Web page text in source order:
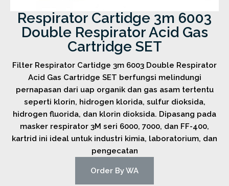
Respirator Cartidge 3m 6003
Double Respirator Acid Gas
Cartridge SET
Filter Respirator Cartidge 3m 6003 Double Respirator
Acid Gas Cartridge SET berfungsi melindungi
pernapasan dari uap organik dan gas asam tertentu
seperti klorin, hidrogen klorida, sulfur dioksida,
hidrogen fluorida, dan klorin dioksida. Dipasang pada
masker respirator 3M seri 6000, 7000, dan FF-400,
kartrid ini ideal untuk industri kimia, laboratorium, dan
pengecatan
Order By WA